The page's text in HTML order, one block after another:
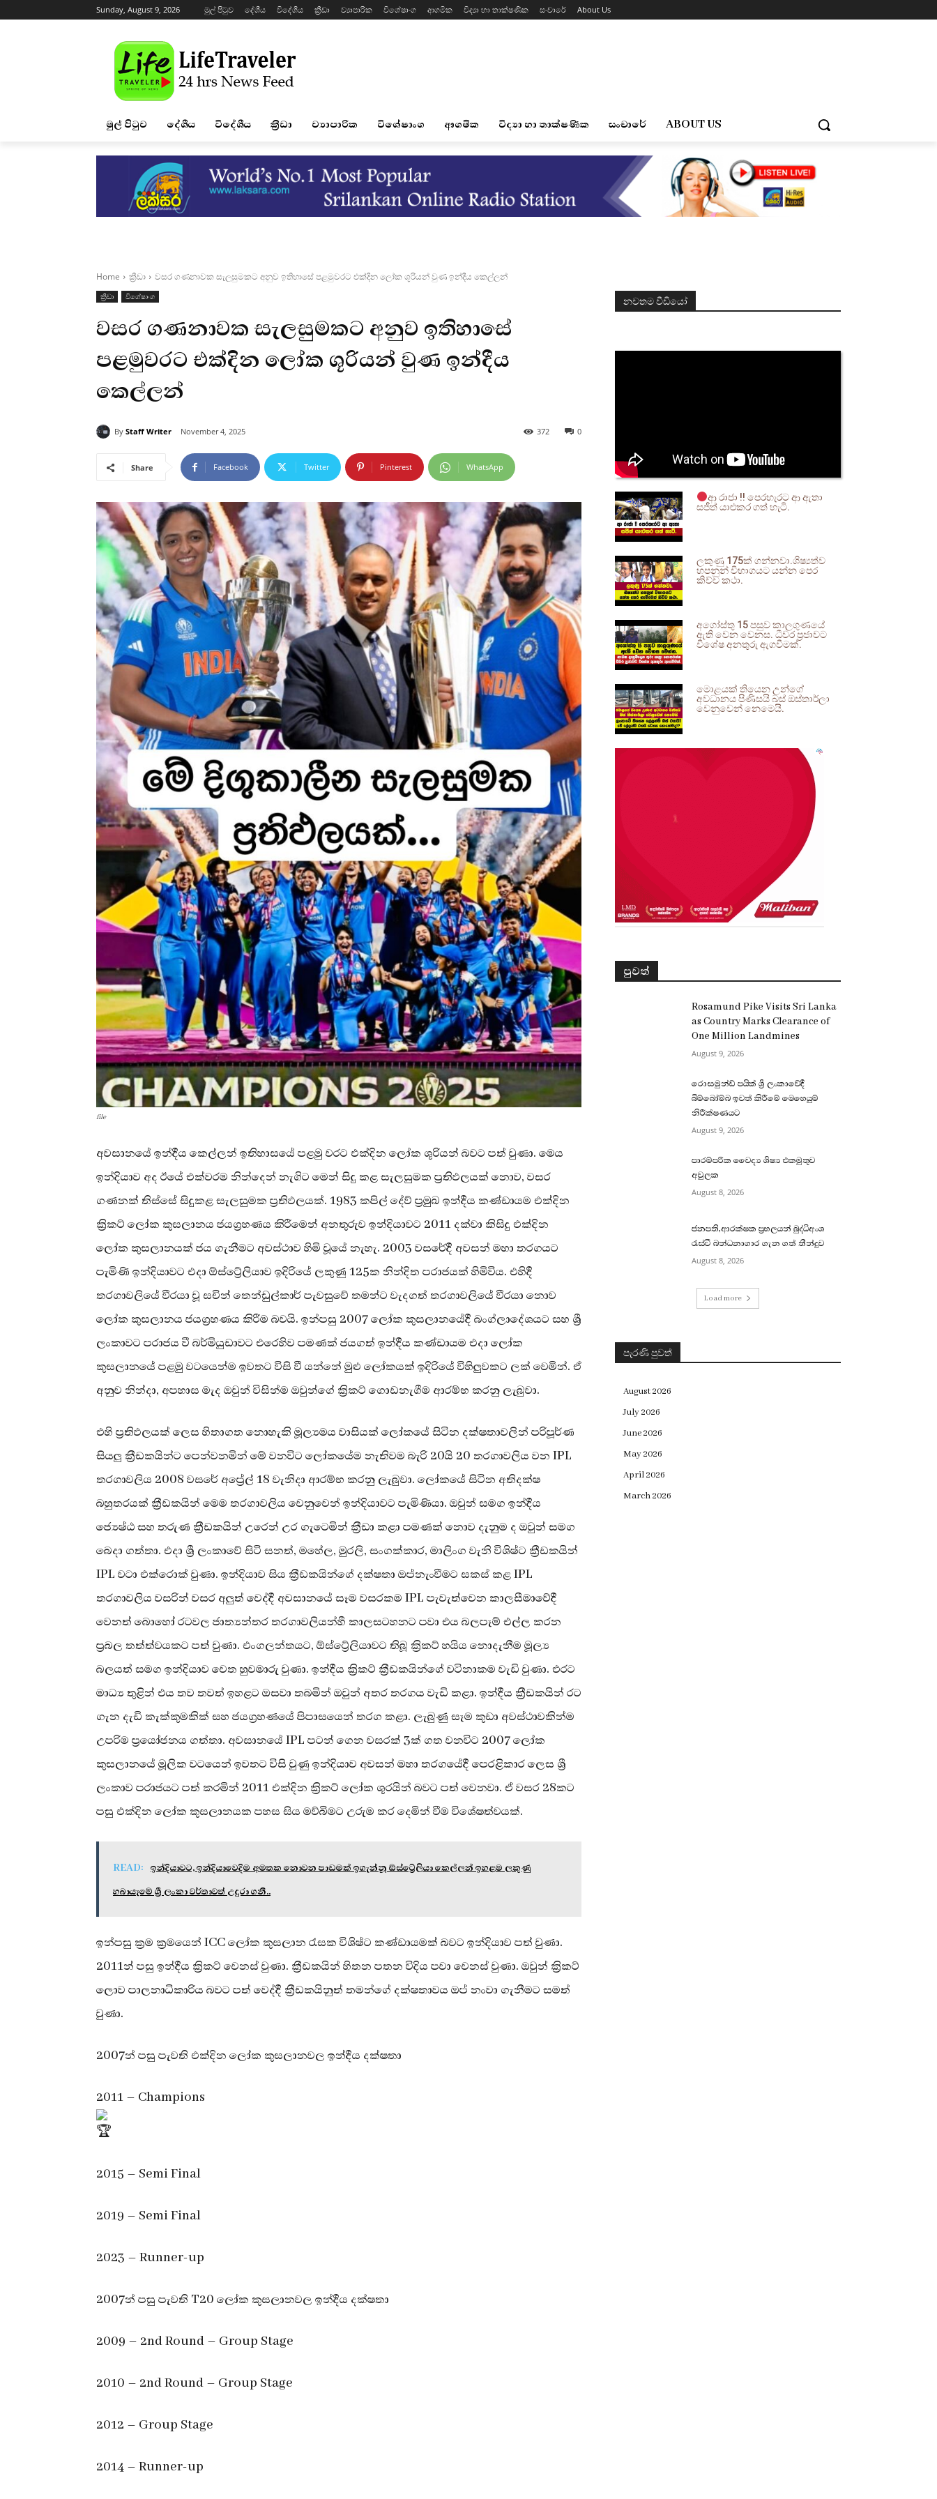
Sunday, August 9, 2026 මුල් පිටුව දේශීය විදේශීය ක්‍රීඩා ව්‍යාපාරික විශේෂාංග ආගමික විද්‍යා හා තාක්ෂණික සංචාරේ About Us
මුල් පිටුව දේශීය විදේශීය ක්‍රීඩා ව්‍යාපාරික විශේෂාංග ආගමික විද්‍යා හා තාක්ෂණික සංචාරේ ABOUT US
Home ක්‍රීඩා වසර ගණනාවක සැලසුමකට අනුව ඉතිහාසේ පළමුවරට එක්දින ලෝක ශූරියන් වුණ ඉන්දීය කෙල්ලන්
ක්‍රීඩා විශේෂාංග
වසර ගණනාවක සැලසුමකට අනුව ඉතිහාසේ
පළමුවරට එක්දින ලෝක ශූරියන් වුණ ඉන්දීය
කෙල්ලන්
By Staff Writer November 4, 2025 0
372
Share Facebook Twitter Pinterest WhatsApp
file
අවසානයේ ඉන්දීය කෙල්ලන් ඉතිහාසයේ පළමු වරට එක්දින ලෝක ශූරියන් බවට පත් වුණා. මෙය
ඉන්දියාව අද ඊයේ එක්වරම නින්දෙන් නැගිට මෙන් සිදු කළ සැලසුමක ප්‍රතිඵලයක් නොව, වසර
ගණනක් තිස්සේ සිදුකළ සැලසුමක ප්‍රතිඵලයක්. 1983 කපිල් දේව් ප්‍රමුඛ ඉන්දීය කණ්ඩායම එක්දින
ක්‍රිකට් ලෝක කුසලානය ජයග්‍රහණය කිරීමෙන් අනතුරුව ඉන්දියාවට 2011 දක්වා කිසිදු එක්දින
ලෝක කුසලානයක් ජය ගැනීමට අවස්ථාව හිමි වූයේ නැහැ. 2003 වසරේදී අවසන් මහා තරගයට
පැමිණි ඉන්දියාව⁣ට එදා ඕස්ට්‍රේලියාව ඉදිරියේ ලකුණු 125ක නින්දිත පරාජයක් හිමිවිය. එහිදී
තරගාවලියේ වීරයා වූ සචින් තෙන්ඩුල්කාර් පැවසුවේ තමන්ට වැදගත් තරගාවලියේ වීරයා නොව
ලෝක කුසලානය ජයග්‍රහණය කිරීම බවයි. ඉන්පසු 2007 ලෝක කුසලානයේදී බංග්ලාදේශයට සහ ශ්‍රී
ලංකාවට පරාජය වී බර්මියුඩාවට එරෙහිව පමණක් ජයගත් ඉන්දීය කණ්ඩායම එදා ලෝක
කුසලානයේ පළමු වටයෙන්ම ඉවතට විසි වී යන්නේ මුළු ලෝකයක් ඉදිරියේ විහිලුවකට ලක් වෙමින්. ඒ
අනුව නින්දා, අපහාස මැද ඔවුන් විසින්ම ඔවුන්ගේ ක්‍රික⁣ට් ගොඩනැගීම ආරම්භ කරනු ලැබුවා.
එහි ප්‍රතිඵලයක් ලෙස හිතාගත නොහැකි මූල්‍යමය වාසියක් ලෝකයේ සිටින දක්ෂතාවලින් පරිපූර්ණ
සියලු ක්‍රීඩකයින්ට පෙන්වනමින් මේ වනවිට ලෝකයේම නැතිවම බැරි 20යි 20 තරගාවලිය වන IPL
තරගාවලිය 2008 වසරේ අප්‍රේල් 18 වැනිදා ආරම්භ කරනු ලැබුවා. ලෝකයේ සිටින අතිදක්ෂ
බහුතරයක් ක්‍රීඩකයින් මෙම තරගාවලිය වෙනුවෙන් ඉන්දියාවට පැමිණියා. ඔවුන් සමග ඉන්දීය
⁣ජ්‍යෙෂ්ඨ සහ තරුණ ක්‍රීඩකයින් උරෙන් උර ගැටෙමින් ක්‍රීඩා කළා පමණක් නොව දැනුම ද ඔවුන් සමග
බෙදා ගත්තා. එදා ශ්‍රී ලංකාවේ සිටි සනත්, මහේල, මුරලි, සංගක්කාර, මාලිංග වැනි විශිෂ්ට ක්‍රීඩකයින්
IPL වටා එක්රොක් වුණා. ⁣ඉන්දියාව සිය ක්‍රීඩකයින්ගේ දක්ෂතා ඔප්නැංවීමට සකස් කළ IPL
තරගාවලිය වසරින් වසර අලුත් වෙද්දී අවසානයේ සෑම වසරකම IPL පැවැත්වෙන කාලසීමා⁣වේදී
වෙනත් බොහෝ රටවල ජාත්‍යන්තර තරගාවලියන්හී කාලසටහනට පවා එය බලපෑම් එල්ල කරන
ප්‍රබල තත්ත්වයකට පත් වුණා. එංගලන්තයට, ඕස්ට්‍රේලියාවට තිබූ ක්‍රිකට් හයිය නොදැනීම මූල්‍ය
බලයත් සමග ඉන්දියාව වෙත හුවමාරු වුණා. ඉන්දීය ක්‍රිකට් ක්‍රීඩකයින්ගේ වටිනාකම වැඩි වුණා. එරට
මාධ්‍ය තුළින් එය තව තවත් ඉහළට ඔසවා තබමින් ඔවුන් අතර තරගය වැඩි කළා. ඉන්දීය ක්‍රීඩකයින් රට
ගැන දැඩි කැක්කුමකික් සහ ජයග්‍රහණයේ පිපාසයෙන් තරග කළා. ලැබුණු සෑම කුඩා අවස්ථාවකින්ම
උපරිම ප්‍රයෝජනය ගත්තා. අවසානයේ IPL පටන් ගෙන වසරක් 3ක් ගත වනවිට 2007 ලෝක
කුසලානයේ මූලික වටයෙන් ඉවතට විසි වුණු ඉන්දියාව අවසන් මහා තරගයේදී පෙරළිකාර ලෙස ශ්‍රී
ලංකාව පරාජයට පත් කරමින් 2011 එක්දින ක්‍රිකට් ලෝක ශූරයින් බවට පත් වෙනවා. ඒ වසර 28කට
පසු එක්දින ලෝක කුසලානයක පහස සිය මව්බිමට උරුම කර දෙමින් වීම විශේෂත්වයක්.
READ:
ඉන්දියාවට, ඉන්දියාවෙදිම අමතක නොවන පාඩමක් ඉගැන්නූ ඕස්ට්‍රේලියා කෙල්ලන් ඉහළම ලකුණු
හබායෑමේ ශ්‍රී ලංකා වර්තාවත් උදුරා ගනී..
ඉන්පසු ක්‍රම ක්‍රමයෙන් ICC ලෝක කුසලාන රැසක විශිෂ්ට කණ්ඩායමක් බවට ඉන්දියාව පත් වුණා.
2011න් පසු ඉන්දීය ක්‍රිකට් වෙනස් වුණා. ක්‍රීඩකයින් හිතන පතන විදිය පවා වෙනස් වුණා. ඔවුන් ක්‍රිකට්
ලොව පාලනාධිකාරිය බවට පත් වෙද්දී ක්‍රීඩකයිනුත් තමන්ගේ දක්ෂතාවය ඔප් නංවා ගැනීමට සමත්
වුණා.
2007න් පසු පැවති එක්දින ලෝක කුසලානවල ඉන්දීය දක්ෂතා
2011 – Champions
2015 – Semi Final
2019 – Semi Final
2023 – Runner-up
2007න් පසු පැවති T20 ලෝක කුසලානවල ඉන්දීය දක්ෂතා
2009 – 2nd Round – Group Stage
2010 – 2nd Round – Group Stage
2012 – Group Stage
2014 – Runner-up
නවතම වීඩියෝ
ආ රාජා !! පෙරහැරට ආ ඇතා
සජීත් යාළුකර ගත් හැටි.
ලකුණු 175ක් ගන්නවා.ශිෂ්‍යත්ව
හපනුන් විභාගයට යන්න පෙර
කිව්ව කථා.
අගෝස්තු 15 පසුව කාලගුණයේ
ඇති වෙන වෙනස. ධීවර ප්‍රජාවට
විශේෂ අනතුරු ඇගවීමක්.
මොළයක් තියෙන උන්ගේ
අවධානය පිණිසයි බස් ඔස්තාර්ලා
වෙනුවෙන් නෙමෙයි.
පුවත්
Rosamund Pike Visits Sri Lanka
as Country Marks Clearance of
One Million Landmines
August 9, 2026
රොසමුන්ඩ් පයික් ශ්‍රී ලංකාවේදී
බිම්බෝම්බ ඉවත් කිරීමේ මෙහෙයුම්
නිරීක්ෂණයට
August 9, 2026
පාරම්පරික වෛද්‍ය ශිෂ්‍ය එකමුතුව
අවුලක
August 8, 2026
ජනපති,ආරක්ෂක ප්‍රභලයන් බුද්ධිඅංශ
රැස්වී බන්ධනාගාර ගැන ගත් තීන්දුව
August 8, 2026
Load more
පැරණි පුවත්
August 2026
July 2026
June 2026
May 2026
April 2026
March 2026